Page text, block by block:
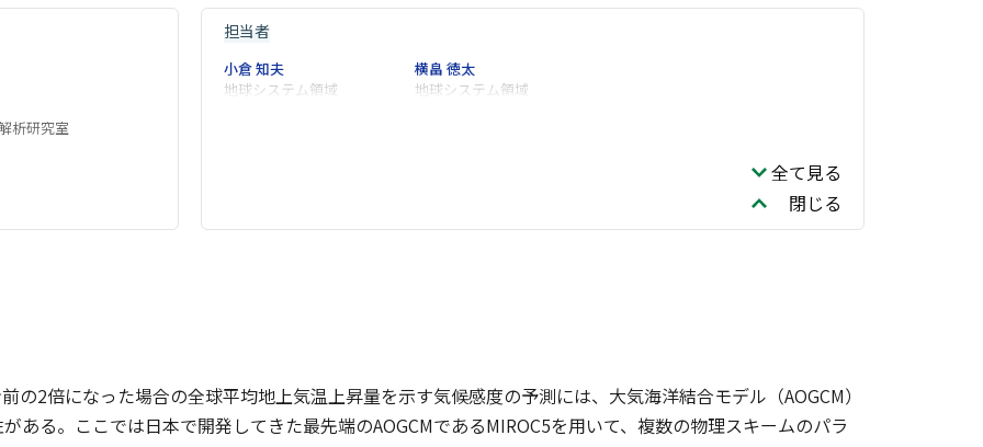
析研究室
担当者
小倉 知夫
地球システム領域
横畠 徳太
地球システム領域
全て見る
閉じる
の2倍になった場合の全球平均地上気温上昇量を示す気候感度の予測には、大気海洋結合モデル（AOGCM）
ある。ここでは日本で開発してきた最先端のAOGCMであるMIROC5を用いて、複数の物理スキームのパラ